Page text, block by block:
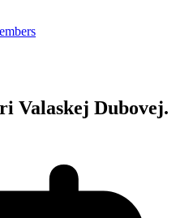
Valaskej Dubovej.